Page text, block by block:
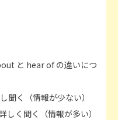
と hear of の違いにつ
聞く（情報が少ない）
く聞く（情報が多い）